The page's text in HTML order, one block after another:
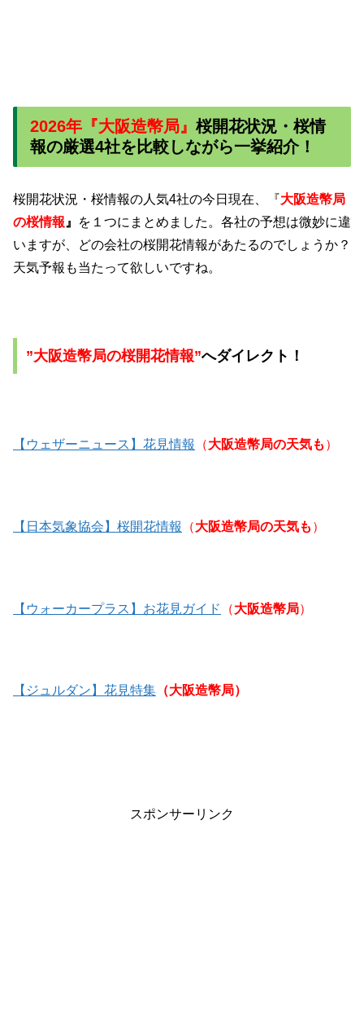
2026年『大阪造幣局』 桜開花状況・桜情
報の厳選4社を比較しながら一挙紹介！
桜開花状況・桜情報の人気4社の今日現在、『大阪造幣局
の桜情報 』
を１つにまとめました。各社の予想は微妙に違
いますが、どの会社の桜開花情報があたるのでしょうか？
天気予報も当たって欲しいですね。
”大阪造幣局の桜開花情報”へダイレクト！
【ウェザーニュース】花見情報 （大阪造幣局の天気も ）
【日本気象協会】桜開花情報 （大阪造幣局の天気も ）
【ウォーカープラス】お花見ガイド （大阪造幣局）
【ジュルダン】花見特集 （大阪造幣局）
スポンサーリンク